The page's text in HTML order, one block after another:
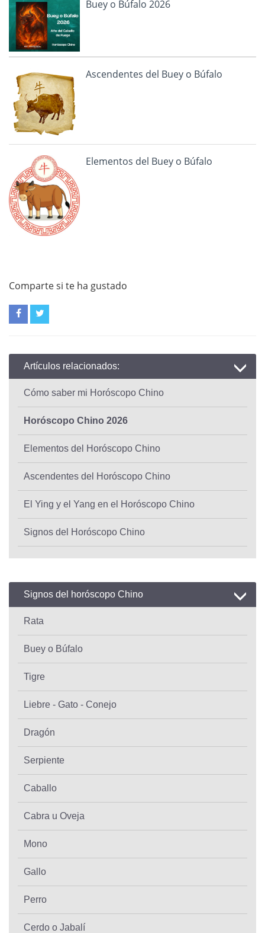
Buey o Búfalo 2026
Ascendentes del Buey o Búfalo
Elementos del Buey o Búfalo
Comparte si te ha gustado
Artículos relacionados:
Cómo saber mi Horóscopo Chino
Horóscopo Chino 2026
Elementos del Horóscopo Chino
Ascendentes del Horóscopo Chino
El Ying y el Yang en el Horóscopo Chino
Signos del Horóscopo Chino
Signos del horóscopo Chino
Rata
Buey o Búfalo
Tigre
Liebre - Gato - Conejo
Dragón
Serpiente
Caballo
Cabra u Oveja
Mono
Gallo
Perro
Cerdo o Jabalí